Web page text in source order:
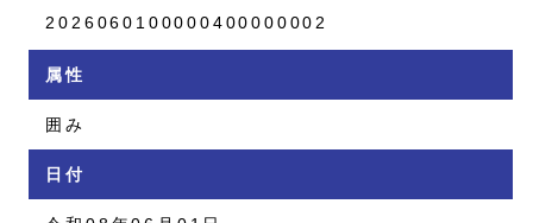
2026060100000400000002
属性
囲み
日付